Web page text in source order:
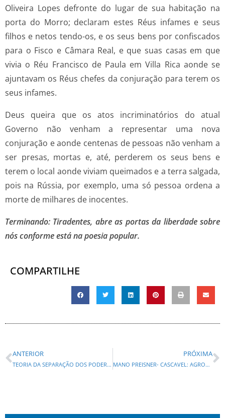
Oliveira Lopes defronte do lugar de sua habitação na
porta do Morro; declaram estes Réus infames e seus
filhos e netos tendo-os, e os seus bens por confiscados
para o Fisco e Câmara Real, e que suas casas em que
vivia o Réu Francisco de Paula em Villa Rica aonde se
ajuntavam os Réus chefes da conjuração para terem os
seus infames.
Deus queira que os atos incriminatórios do atual
Governo não venham a representar uma nova
conjuração e aonde centenas de pessoas não venham a
ser presas, mortas e, até, perderem os seus bens e
terem o local aonde viviam queimados e a terra salgada,
pois na Rússia, por exemplo, uma só pessoa ordena a
morte de milhares de inocentes.
Terminando: Tiradentes, abre as portas da liberdade sobre
nós conforme está na poesia popular.
COMPARTILHE
ANTERIOR
TEORIA DA SEPARAÇÃO DOS PODERES
PRÓXIMA
MANO PREISNER- CASCAVEL: AGRONEGÓCIO E MST: TENSÃO NO OESTE